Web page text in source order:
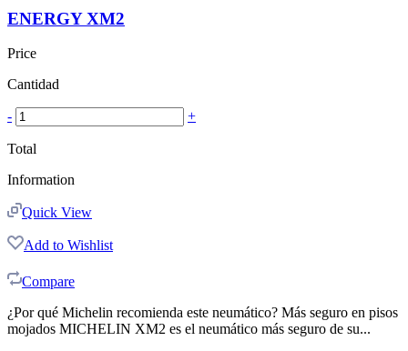
ENERGY XM2
Price
Cantidad
- +
Total
Information
Quick View
Add to Wishlist
Compare
¿Por qué Michelin recomienda este neumático? Más seguro en pisos
mojados MICHELIN XM2 es el neumático más seguro de su...